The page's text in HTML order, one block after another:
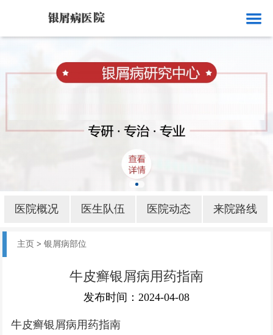
医院概况
银屑病护理
医院概况 医生队伍 医院动态 来院路线
主页 >银屑病部位
牛皮癣银屑病用药指南
发布时间：2024-04-08
牛皮癣银屑病用药指南